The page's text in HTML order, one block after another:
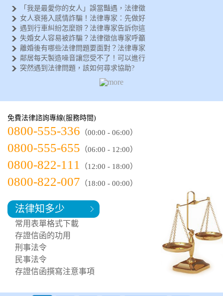
「我是最愛你的女人」誤當豔遇，法律徵
女人衰捲入感情詐騙！法律專家：先做好
遇到行車糾紛怎麼辦？法律專家告訴你這
失婚女人容易被詐騙？法律徵信專家呼籲
離婚後有哪些法律問題要面對？法律專家
鄰居每天製造噪音讓您受不了！可以進行
突然遇到法律問題，該如何尋求協助?
需要專業的法律諮詢，何處可以尋求協助
侵害配偶權可以告幾次？法律專家分析給
如何簽訂協議書？專業法律諮詢，保障您
免費法律諮詢專線(服務時間)
0800-555-336 （00:00 - 06:00）
0800-555-655 （06:00 - 12:00）
0800-822-111 （12:00 - 18:00）
0800-822-007 （18:00 - 00:00）
法律知多少
常用表單格式下載
存證信函的功用
刑事法令
民事法令
存證信函撰寫注意事項